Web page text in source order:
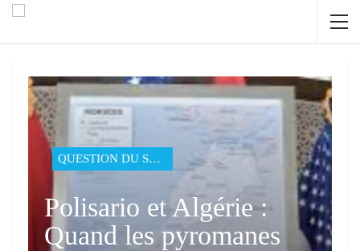
QUESTION DU SAHARA
Polisario et Algérie :
Quand les pyromanes